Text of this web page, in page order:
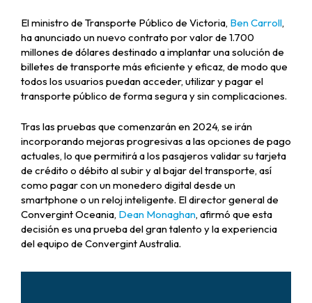
El ministro de Transporte Público de Victoria, Ben Carroll,
ha anunciado un nuevo contrato por valor de 1.700
millones de dólares destinado a implantar una solución de
billetes de transporte más eficiente y eficaz, de modo que
todos los usuarios puedan acceder, utilizar y pagar el
transporte público de forma segura y sin complicaciones.
Tras las pruebas que comenzarán en 2024, se irán
incorporando mejoras progresivas a las opciones de pago
actuales, lo que permitirá a los pasajeros validar su tarjeta
de crédito o débito al subir y al bajar del transporte, así
como pagar con un monedero digital desde un
smartphone o un reloj inteligente. El director general de
Convergint Oceania, Dean Monaghan, afirmó que esta
decisión es una prueba del gran talento y la experiencia
del equipo de Convergint Australia.